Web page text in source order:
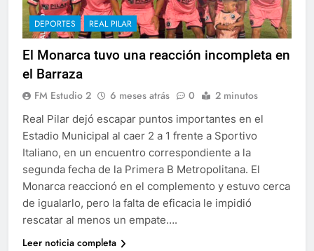
DEPORTES REAL PILAR
El Monarca tuvo una reacción incompleta en
el Barraza
FM Estudio 2 6 meses atrás 0 2 minutos
Real Pilar dejó escapar puntos importantes en el
Estadio Municipal al caer 2 a 1 frente a Sportivo
Italiano, en un encuentro correspondiente a la
segunda fecha de la Primera B Metropolitana. El
Monarca reaccionó en el complemento y estuvo cerca
de igualarlo, pero la falta de eficacia le impidió
rescatar al menos un empate….
Leer noticia completa